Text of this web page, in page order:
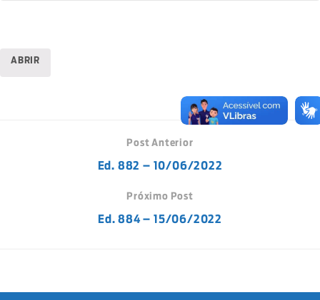
ABRIR
Post Anterior
Ed. 882 – 10/06/2022
Próximo Post
Ed. 884 – 15/06/2022